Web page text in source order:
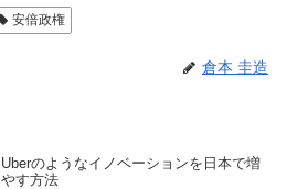
安倍政権
倉本 圭造
Uberのようなイノベーションを日本で増
やす方法